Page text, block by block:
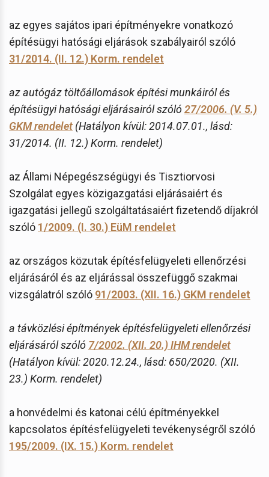
az egyes sajátos ipari építményekre vonatkozó
építésügyi hatósági eljárások szabályairól szóló
31/2014. (II. 12.) Korm. rendelet
az autógáz töltőállomások építési munkáiról és
építésügyi hatósági eljárásairól szóló27/2006. (V. 5.)
GKM rendelet (Hatályon kívül: 2014.07.01., lásd:
31/2014. (II. 12.) Korm. rendelet)
az Állami Népegészségügyi és Tisztiorvosi
Szolgálat egyes közigazgatási eljárásaiért és
igazgatási jellegű szolgáltatásaiért fizetendő díjakról
szóló 1/2009. (I. 30.) EüM rendelet
az országos közutak építésfelügyeleti ellenőrzési
eljárásáról és az eljárással összefüggő szakmai
vizsgálatról szóló 91/2003. (XII. 16.) GKM rendelet
a távközlési építmények építésfelügyeleti ellenőrzési
eljárásáról szóló 7/2002. (XII. 20.) IHM rendelet
(Hatályon kívül: 2020.12.24., lásd: 650/2020. (XII.
23.) Korm. rendelet)
a honvédelmi és katonai célú építményekkel
kapcsolatos építésfelügyeleti tevékenységről szóló
195/2009. (IX. 15.) Korm. rendelet